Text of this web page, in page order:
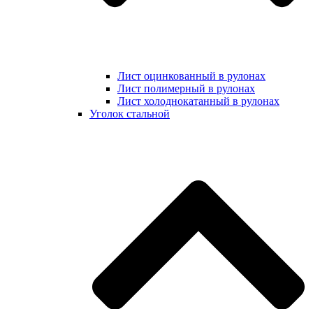
Лист оцинкованный в рулонах
Лист полимерный в рулонах
Лист холоднокатанный в рулонах
Уголок стальной